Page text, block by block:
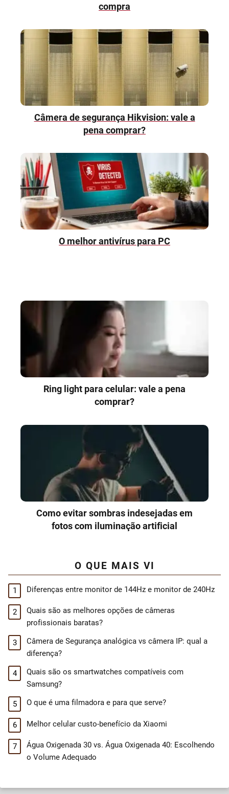
compra
Câmera de segurança Hikvision: vale a
pena comprar?
O melhor antivírus para PC
Ring light para celular: vale a pena
comprar?
Como evitar sombras indesejadas em
fotos com iluminação artificial
O QUE MAIS VI
Diferenças entre monitor de 144Hz e monitor de 240Hz
Quais são as melhores opções de câmeras
profissionais baratas?
Câmera de Segurança analógica vs câmera IP: qual a
diferença?
Quais são os smartwatches compatíveis com
Samsung?
O que é uma filmadora e para que serve?
Melhor celular custo-benefício da Xiaomi
Água Oxigenada 30 vs. Água Oxigenada 40: Escolhendo
o Volume Adequado